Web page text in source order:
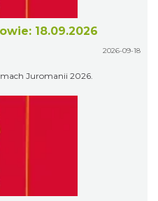
18.09.2026
2026-09-18
Juromanii 2026.